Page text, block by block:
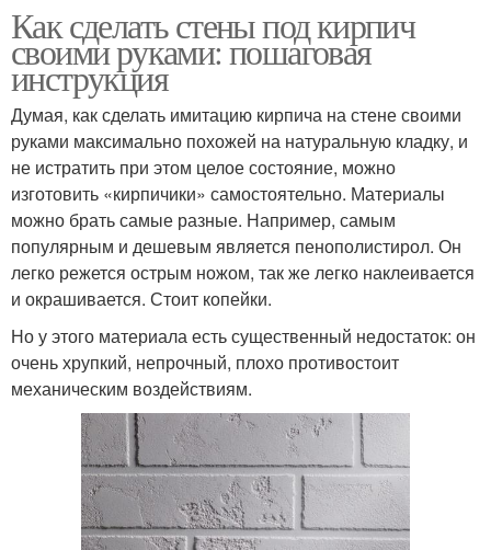
Как сделать стены под кирпич
своими руками: пошаговая
инструкция
Думая, как сделать имитацию кирпича на стене своими
руками максимально похожей на натуральную кладку, и
не истратить при этом целое состояние, можно
изготовить «кирпичики» самостоятельно. Материалы
можно брать самые разные. Например, самым
популярным и дешевым является пенополистирол. Он
легко режется острым ножом, так же легко наклеивается
и окрашивается. Стоит копейки.
Но у этого материала есть существенный недостаток: он
очень хрупкий, непрочный, плохо противостоит
механическим воздействиям.